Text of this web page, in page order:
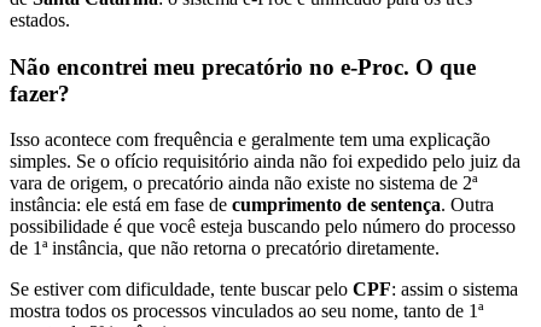
estados.
Não encontrei meu precatório no e-Proc. O que
fazer?
Isso acontece com frequência e geralmente tem uma explicação
simples. Se o ofício requisitório ainda não foi expedido pelo juiz da
vara de origem, o precatório ainda não existe no sistema de 2ª
instância: ele está em fase de cumprimento de sentença. Outra
possibilidade é que você esteja buscando pelo número do processo
de 1ª instância, que não retorna o precatório diretamente.
Se estiver com dificuldade, tente buscar pelo CPF: assim o sistema
mostra todos os processos vinculados ao seu nome, tanto de 1ª